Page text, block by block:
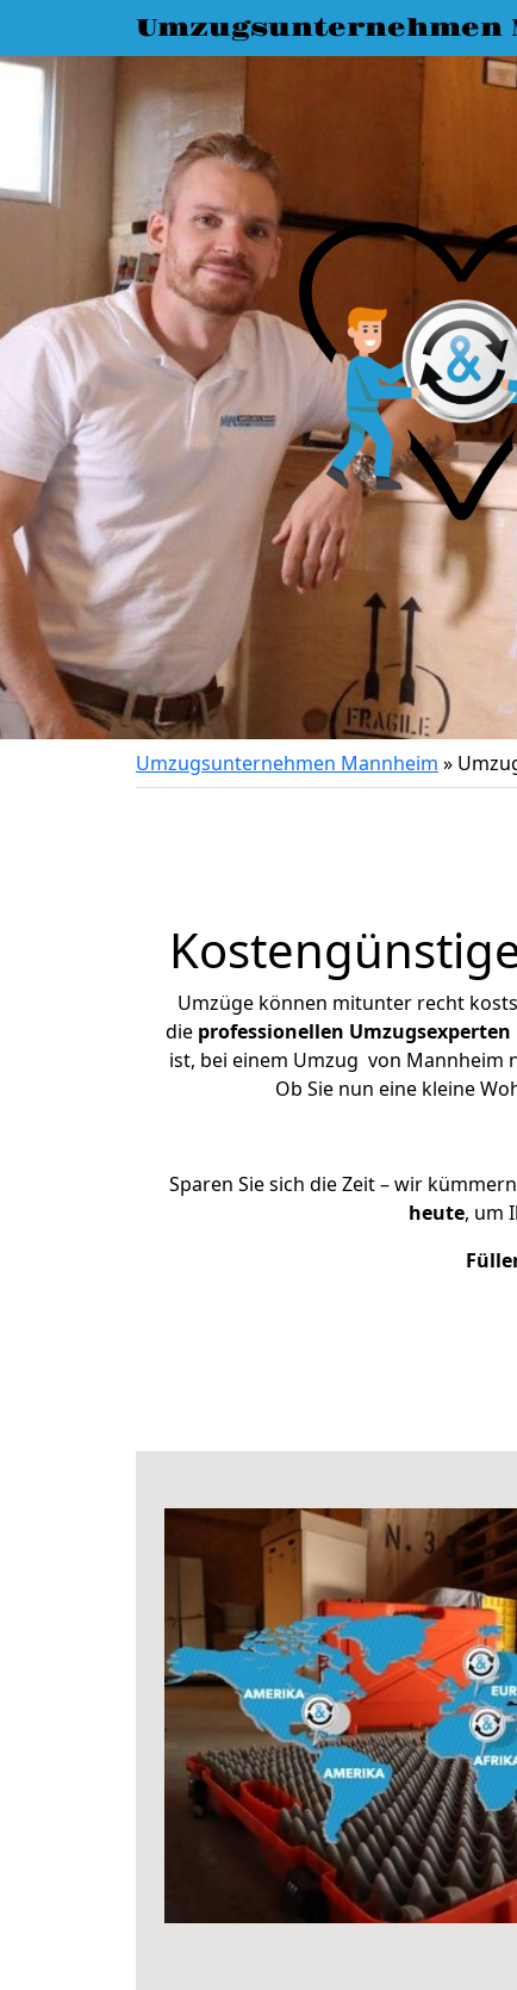
Umzugsunternehmen
Umzugsunternehmen Mannheim »
Umzüge können mitunter recht
die professionellen Umzugsexperten
ist, bei einem Umzug von Mannheim
Ob Sie nun eine kleine
Sparen Sie sich die Zeit – wir
heute, um